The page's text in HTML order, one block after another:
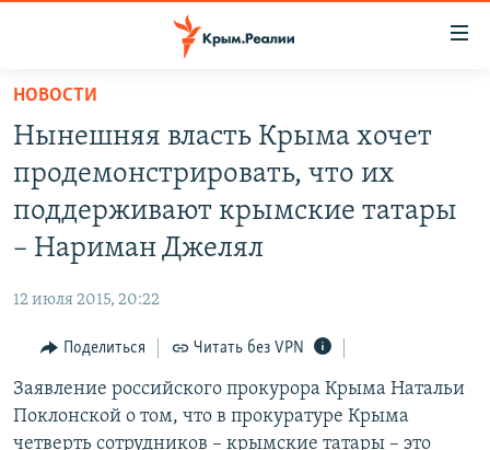
Вернуться
основному
содержанию
Вернутся
главной
Вернутся
поиску
КАРТА ВОЕННЫХ ОБЪЕКТОВ КРЫМА
ВОДА
ИСТОРИЯ
ИНФОГРАФИКА
ТЕЛЕПРОЕКТ КРЫМ.РЕАЛИИ
РАДІО СВОБОДА
КАК ОБОЙТИ БЛОКИРОВКУ
Українською
НОВОСТИ
Нынешняя власть Крыма хочет
продемонстрировать, что их
поддерживают крымские татары
– Нариман Джелял
12 июля 2015, 20:22
Поделиться Читать без VPN
Заявление российского прокурора Крыма Натальи
Поклонской о том, что в прокуратуре Крыма
четверть сотрудников – крымские татары – это